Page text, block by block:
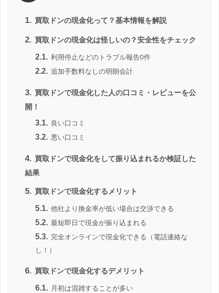
1. 買取ドンの現金化って？基本情報を解説
2. 買取ドンの現金化は怪しいの？安全性をチェック
2.1. 利用停止などのトラブル報告0件
2.2. 追加手数料なしの明朗会計
3. 買取ドンで現金化した人の口コミ・レビューを公
開！
3.1. 良い口コミ
3.2. 悪い口コミ
4. 買取ドンで現金化をして振り込まれるか検証した
結果
5. 買取ドンで現金化するメリット
5.1. 他社より換金率が低い場合は交渉できる
5.2. 最短即日で現金が振り込まれる
5.3. 完全オンラインで現金化できる（電話連絡な
し！）
6. 買取ドンで現金化するデメリット
6.1. 月初は混雑することが多い